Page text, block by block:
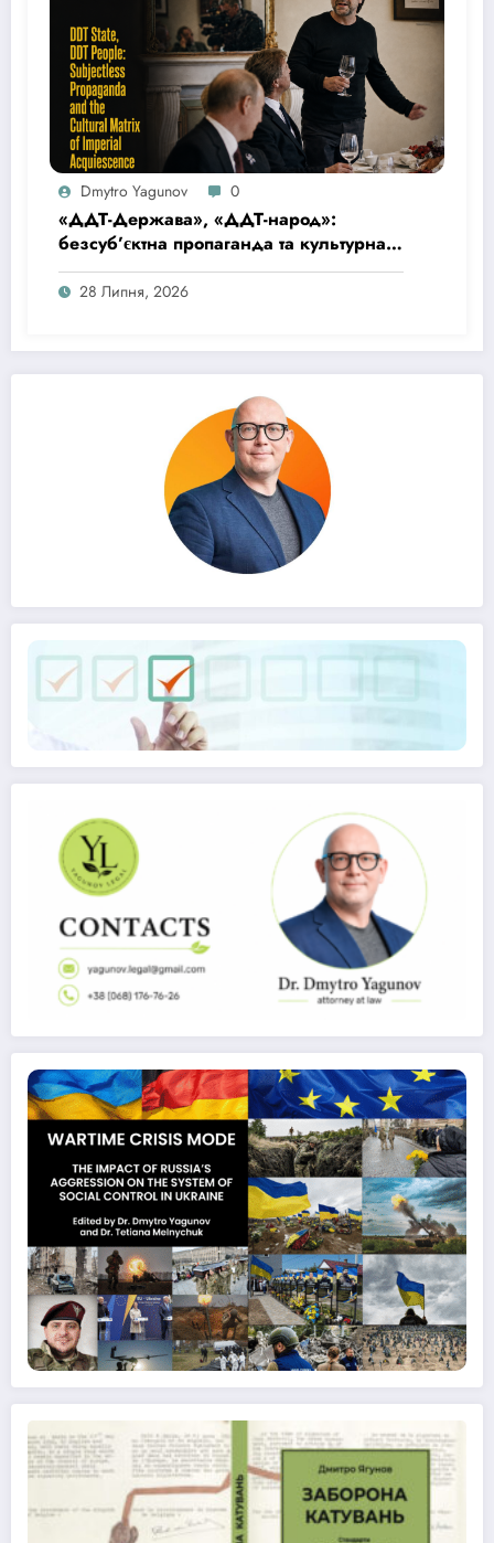
Dmytro Yagunov 0
«ДДТ-Держава», «ДДТ-народ»:
безсуб’єктна пропаганда та культурна
матриця імперської покірності
28 Липня, 2026